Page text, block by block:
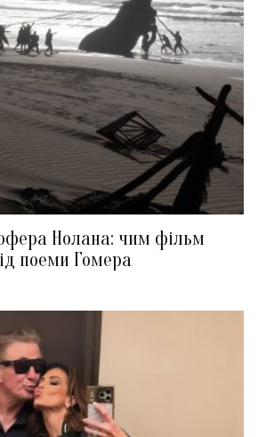
Нолана: чим фільм
поеми Гомера